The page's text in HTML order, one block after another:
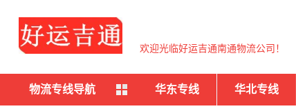
欢迎光临好运吉通南通物流公司！
物流专线导航 华东专线 华北专线